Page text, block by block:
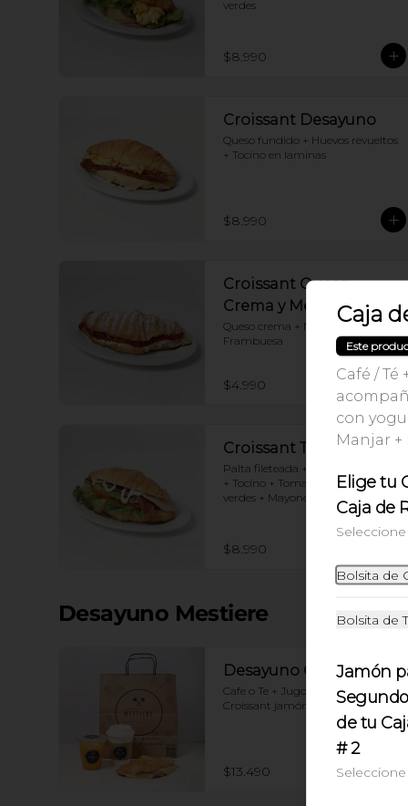
verdes
$8.990
Croissant Desayuno
Queso fundido + Huevos revueltos
+ Tocino en laminas
$8.990
Croissant Queso
Crema y Mermelada
Queso crema + Mermelada de
Frambuesa
$4.990
Croissant Tradicional
Palta fileteada + Jamón de pierna
+ Tocino + Tomate + Mix de hojas
verdes + Mayonesa
$8.990
Desayuno Mestiere
Desayuno Clásico
Cafe o Te + Jugo naranja +
Croissant jamón y queso
$13.490
Caja
Este
Café / Té
con
Manjar +
Elige tu
Caja de
Seleccione
Bolsita de
Bolsita de
Jamón
de tu
# 2
Seleccione